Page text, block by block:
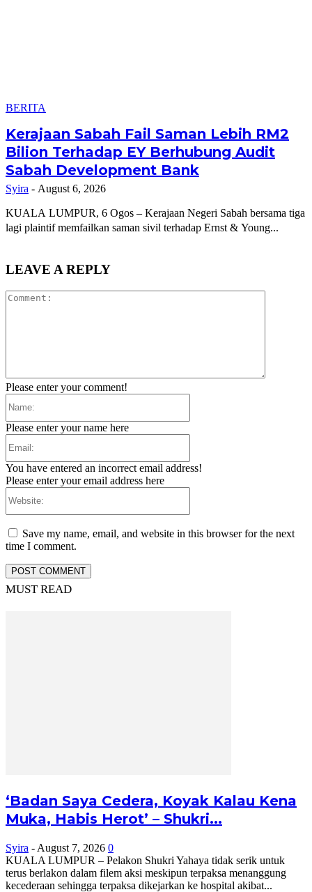
BERITA
Kerajaan Sabah Fail Saman Lebih RM2
Bilion Terhadap EY Berhubung Audit
Sabah Development Bank
Syira - August 6, 2026
KUALA LUMPUR, 6 Ogos – Kerajaan Negeri Sabah bersama tiga
lagi plaintif memfailkan saman sivil terhadap Ernst & Young...
LEAVE A REPLY
Please enter your comment!
Please enter your name here
You have entered an incorrect email address!
Please enter your email address here
Save my name, email, and website in this browser for the next
time I comment.
MUST READ
‘Badan Saya Cedera, Koyak Kalau Kena
Muka, Habis Herot’ – Shukri...
Syira - August 7, 2026 0
KUALA LUMPUR – Pelakon Shukri Yahaya tidak serik untuk
terus berlakon dalam filem aksi meskipun terpaksa menanggung
kecederaan sehingga terpaksa dikejarkan ke hospital akibat...